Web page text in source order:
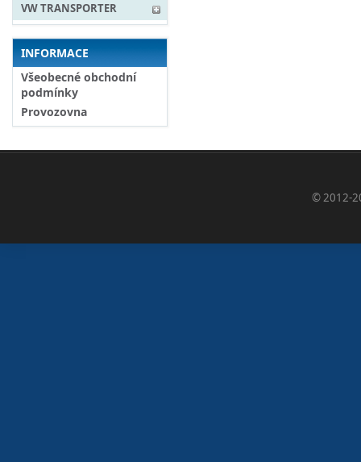
VW TRANSPORTER
INFORMACE
Všeobecné obchodní
podmínky
Provozovna
© 2012-